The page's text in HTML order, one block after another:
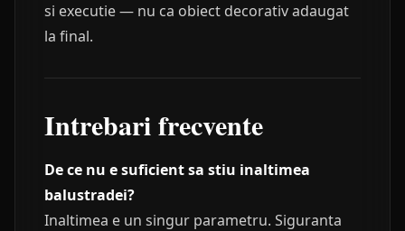
si executie — nu ca obiect decorativ adaugat
la final.
Intrebari frecvente
De ce nu e suficient sa stiu inaltimea
balustradei?
Inaltimea e un singur parametru. Siguranta